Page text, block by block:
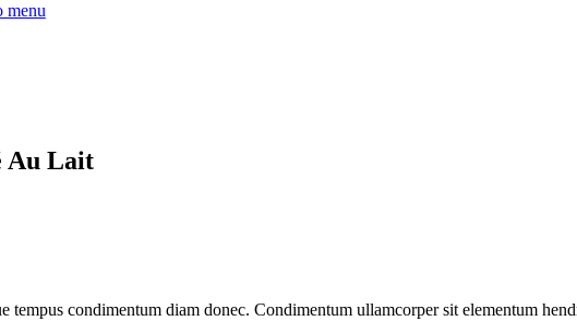
menu
Au Lait
tempus condimentum diam donec. Condimentum ullamcorper sit elementum